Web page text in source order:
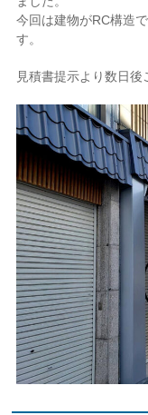
今回は建物がRC構造
す。
見積書提示より数日後